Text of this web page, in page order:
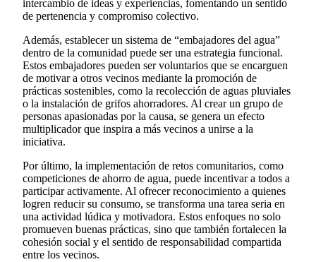
intercambio de ideas y experiencias, fomentando un sentido
de pertenencia y compromiso colectivo.
Además, establecer un sistema de “embajadores del agua”
dentro de la comunidad puede ser una estrategia funcional.
Estos embajadores pueden ser voluntarios que se encarguen
de motivar a otros vecinos mediante la promoción de
prácticas sostenibles, como la recolección de aguas pluviales
o la instalación de grifos ahorradores. Al crear un grupo de
personas apasionadas por la causa, se genera un efecto
multiplicador que inspira a más vecinos a unirse a la
iniciativa.
Por último, la implementación de retos comunitarios, como
competiciones de ahorro de agua, puede incentivar a todos a
participar activamente. Al ofrecer reconocimiento a quienes
logren reducir su consumo, se transforma una tarea seria en
una actividad lúdica y motivadora. Estos enfoques no solo
promueven buenas prácticas, sino que también fortalecen la
cohesión social y el sentido de responsabilidad compartida
entre los vecinos.